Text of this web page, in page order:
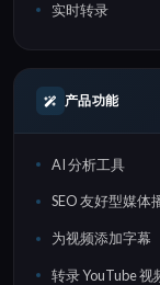
实时转录
产品功能
AI 分析工具
SEO 友好型媒体
为视频添加字幕
转录 YouTube 视